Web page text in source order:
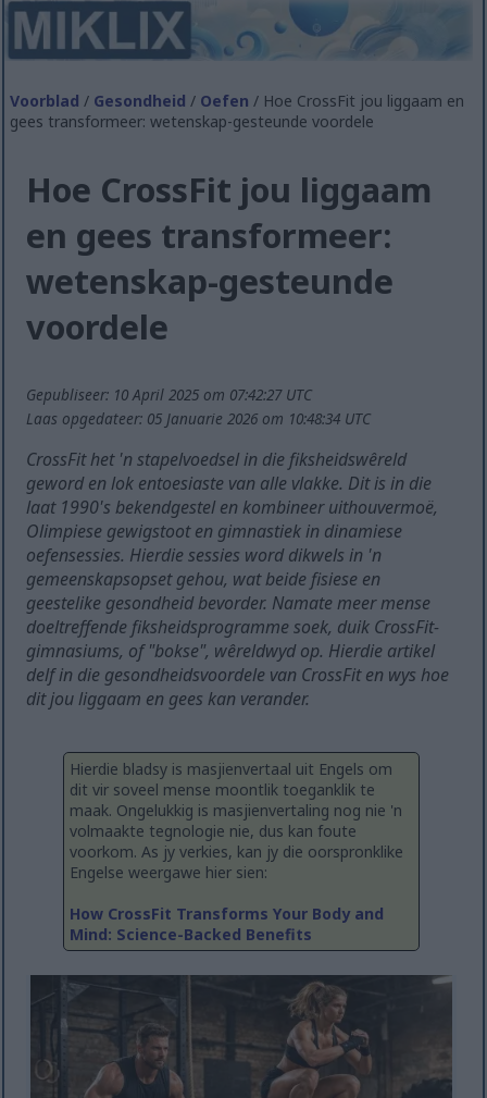
Voorblad / Gesondheid / Oefen / Hoe CrossFit jou liggaam en
gees transformeer: wetenskap-gesteunde voordele
Hoe CrossFit jou liggaam
en gees transformeer:
wetenskap-gesteunde
voordele
Gepubliseer: 10 April 2025 om 07:42:27 UTC
Laas opgedateer: 05 Januarie 2026 om 10:48:34 UTC
CrossFit het 'n stapelvoedsel in die fiksheidswêreld
geword en lok entoesiaste van alle vlakke. Dit is in die
laat 1990's bekendgestel en kombineer uithouvermoë,
Olimpiese gewigstoot en gimnastiek in dinamiese
oefensessies. Hierdie sessies word dikwels in 'n
gemeenskapsopset gehou, wat beide fisiese en
geestelike gesondheid bevorder. Namate meer mense
doeltreffende fiksheidsprogramme soek, duik CrossFit-
gimnasiums, of "bokse", wêreldwyd op. Hierdie artikel
delf in die gesondheidsvoordele van CrossFit en wys hoe
dit jou liggaam en gees kan verander.
Hierdie bladsy is masjienvertaal uit Engels om
dit vir soveel mense moontlik toeganklik te
maak. Ongelukkig is masjienvertaling nog nie 'n
volmaakte tegnologie nie, dus kan foute
voorkom. As jy verkies, kan jy die oorspronklike
Engelse weergawe hier sien:
How CrossFit Transforms Your Body and
Mind: Science-Backed Benefits